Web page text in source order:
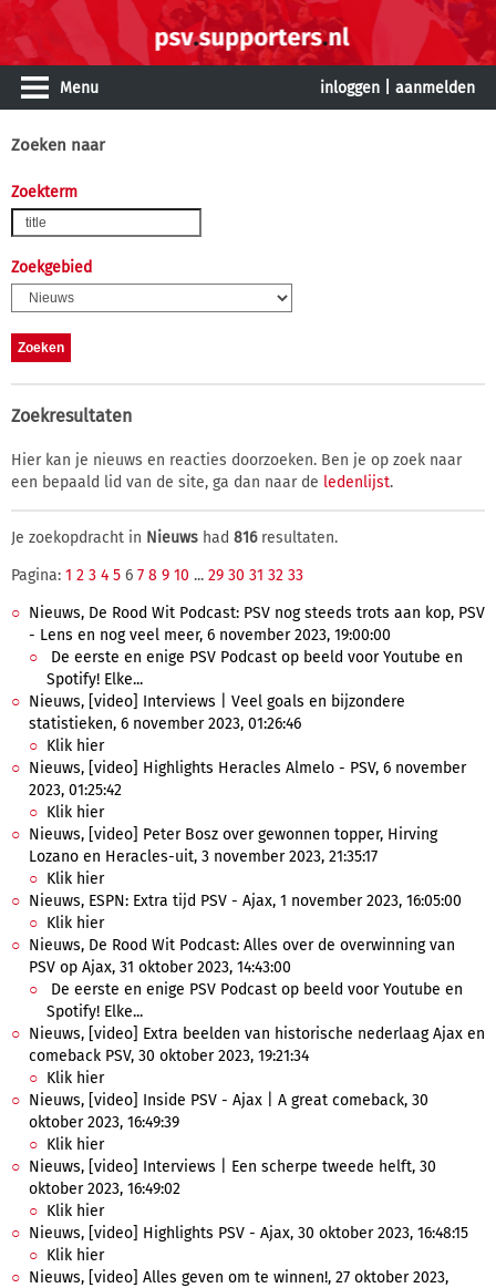
Menu inloggen aanmelden
Zoeken naar
Zoekterm
Zoekgebied
Zoekresultaten
Hier kan je nieuws en reacties doorzoeken. Ben je op zoek naar
een bepaald lid van de site, ga dan naar de ledenlijst.
Je zoekopdracht in Nieuws had 816resultaten.
Pagina: 1 2 3 4 5 6 7 8 9 10 ... 29 30 31 32 33
Nieuws, De Rood Wit Podcast: PSV nog steeds trots aan kop, PSV
- Lens en nog veel meer, 6 november 2023, 19:00:00
De eerste en enige PSV Podcast op beeld voor Youtube en
Spotify! Elke...
Nieuws, [video] Interviews | Veel goals en bijzondere
statistieken, 6 november 2023, 01:26:46
Klik hier
Nieuws, [video] Highlights Heracles Almelo - PSV, 6 november
2023, 01:25:42
Klik hier
Nieuws, [video] Peter Bosz over gewonnen topper, Hirving
Lozano en Heracles-uit, 3 november 2023, 21:35:17
Klik hier
Nieuws, ESPN: Extra tijd PSV - Ajax, 1 november 2023, 16:05:00
Klik hier
Nieuws, De Rood Wit Podcast: Alles over de overwinning van
PSV op Ajax, 31 oktober 2023, 14:43:00
De eerste en enige PSV Podcast op beeld voor Youtube en
Spotify! Elke...
Nieuws, [video] Extra beelden van historische nederlaag Ajax en
comeback PSV, 30 oktober 2023, 19:21:34
Klik hier
Nieuws, [video] Inside PSV - Ajax | A great comeback, 30
oktober 2023, 16:49:39
Klik hier
Nieuws, [video] Interviews | Een scherpe tweede helft, 30
oktober 2023, 16:49:02
Klik hier
Nieuws, [video] Highlights PSV - Ajax, 30 oktober 2023, 16:48:15
Klik hier
Nieuws, [video] Alles geven om te winnen!, 27 oktober 2023,